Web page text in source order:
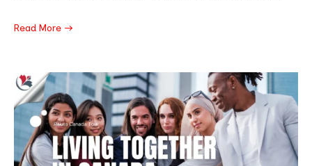
Read More